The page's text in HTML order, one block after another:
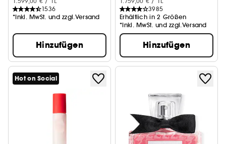
1536
*Inkl. MwSt. und zzgl.Versand
Hinzufügen
3985
Erhältlich in 2 Größen
*Inkl. MwSt. und zzgl.Versand
Hinzufügen
Hot on Social